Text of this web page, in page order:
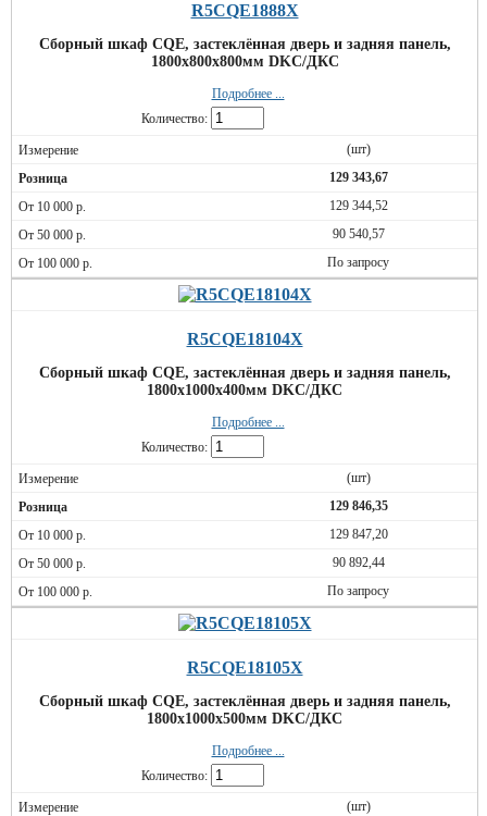
R5CQE1888X
Сборный шкаф CQE, застеклённая дверь и задняя панель,
1800x800x800мм DKC/ДКС
Подробнее ...
Количество:
(шт)
129 343,67
129 344,52
90 540,57
По запросу
R5CQE18104X
Сборный шкаф CQE, застеклённая дверь и задняя панель,
1800x1000x400мм DKC/ДКС
Подробнее ...
Количество:
(шт)
129 846,35
129 847,20
90 892,44
По запросу
R5CQE18105X
Сборный шкаф CQE, застеклённая дверь и задняя панель,
1800x1000x500мм DKC/ДКС
Подробнее ...
Количество:
(шт)